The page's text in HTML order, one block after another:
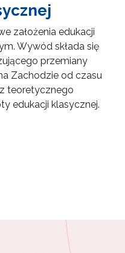
założenia edukacji
Wywód składa się
przemiany
Zachodzie od czasu
teoretycznego
edukacji klasycznej.